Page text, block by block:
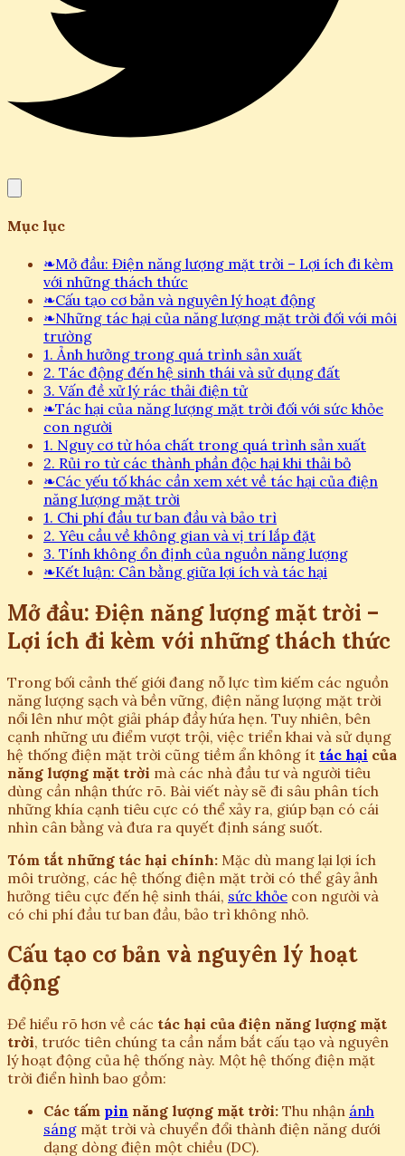
Mục lục
❧Mở đầu: Điện năng lượng mặt trời – Lợi ích đi kèm
với những thách thức
❧Cấu tạo cơ bản và nguyên lý hoạt động
❧Những tác hại của năng lượng mặt trời đối với môi
trường
1. Ảnh hưởng trong quá trình sản xuất
2. Tác động đến hệ sinh thái và sử dụng đất
3. Vấn đề xử lý rác thải điện tử
❧Tác hại của năng lượng mặt trời đối với sức khỏe
con người
1. Nguy cơ từ hóa chất trong quá trình sản xuất
2. Rủi ro từ các thành phần độc hại khi thải bỏ
❧Các yếu tố khác cần xem xét về tác hại của điện
năng lượng mặt trời
1. Chi phí đầu tư ban đầu và bảo trì
2. Yêu cầu về không gian và vị trí lắp đặt
3. Tính không ổn định của nguồn năng lượng
❧Kết luận: Cân bằng giữa lợi ích và tác hại
Mở đầu: Điện năng lượng mặt trời –
Lợi ích đi kèm với những thách thức
Trong bối cảnh thế giới đang nỗ lực tìm kiếm các nguồn
năng lượng sạch và bền vững, điện năng lượng mặt trời
nổi lên như một giải pháp đầy hứa hẹn. Tuy nhiên, bên
cạnh những ưu điểm vượt trội, việc triển khai và sử dụng
hệ thống điện mặt trời cũng tiềm ẩn không ít tác hại của
năng lượng mặt trời mà các nhà đầu tư và người tiêu
dùng cần nhận thức rõ. Bài viết này sẽ đi sâu phân tích
những khía cạnh tiêu cực có thể xảy ra, giúp bạn có cái
nhìn cân bằng và đưa ra quyết định sáng suốt.
Tóm tắt những tác hại chính: Mặc dù mang lại lợi ích
môi trường, các hệ thống điện mặt trời có thể gây ảnh
hưởng tiêu cực đến hệ sinh thái, sức khỏe con người và
có chi phí đầu tư ban đầu, bảo trì không nhỏ.
Cấu tạo cơ bản và nguyên lý hoạt
động
Để hiểu rõ hơn về các tác hại của điện năng lượng mặt
trời, trước tiên chúng ta cần nắm bắt cấu tạo và nguyên
lý hoạt động của hệ thống này. Một hệ thống điện mặt
trời điển hình bao gồm:
Các tấm pin năng lượng mặt trời: Thu nhận ánh
sáng mặt trời và chuyển đổi thành điện năng dưới
dạng dòng điện một chiều (DC).